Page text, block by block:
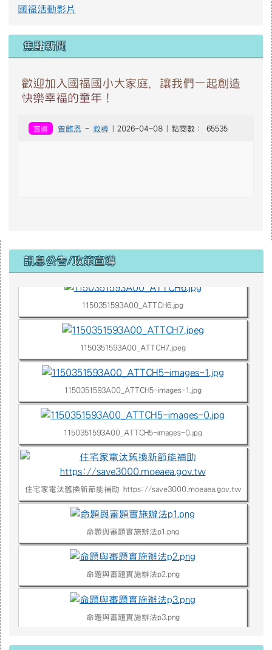
國福活動影片
焦點新聞
歡迎加入國福國小大家庭，讓我們一起創造
快樂幸福的童年！
宣導 曾麒恩 - 教導 | 2026-04-08 | 點閱數： 65535
右邊區域內容
訊息公告/政策宣導1150351593A00_ATTCH3.jpg
1150351593A00_ATTCH6.jpg
1150351593A00_ATTCH7.jpeg
1150351593A00_ATTCH5-images-1.jpg
1150351593A00_ATTCH5-images-0.jpg
住宅家電汰舊換新節能補助 https://save3000.moeaea.gov.tw
命題與審題實施辦法p1.png
命題與審題實施辦法p2.png
命題與審題實施辦法p3.png